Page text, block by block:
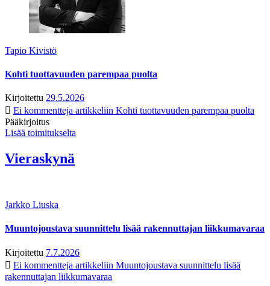
Tapio Kivistö
Kohti tuottavuuden parempaa puolta
Kirjoitettu 29.5.2026
Ei kommentteja artikkeliin Kohti tuottavuuden parempaa puolta
Pääkirjoitus
Lisää toimitukselta
Vieraskynä
Jarkko Liuska
Muuntojoustava suunnittelu lisää rakennuttajan liikkumavaraa
Kirjoitettu 7.7.2026
Ei kommentteja artikkeliin Muuntojoustava suunnittelu lisää
rakennuttajan liikkumavaraa